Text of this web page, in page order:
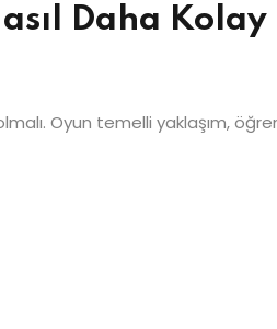
Daha Kolay
Oyun temelli yaklaşım,